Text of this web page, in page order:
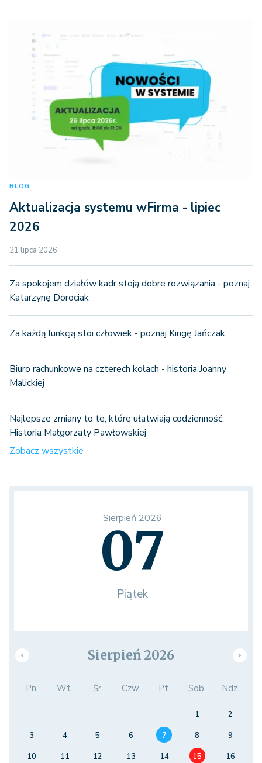
BLOG
Aktualizacja systemu wFirma - lipiec
2026
21 lipca 2026
Za spokojem działów kadr stoją dobre rozwiązania - poznaj
Katarzynę Dorociak
Za każdą funkcją stoi człowiek - poznaj Kingę Jańczak
Biuro rachunkowe na czterech kołach - historia Joanny
Malickiej
Najlepsze zmiany to te, które ułatwiają codzienność.
Historia Małgorzaty Pawłowskiej
Zobacz wszystkie
Sierpień 2026
07
Piątek
Sierpień 2026
Pn. Wt. Śr. Czw. Pt. Sob. Ndz.
1
2
3
4 5 6 7 8
9
10
11 12 13 14 15
16